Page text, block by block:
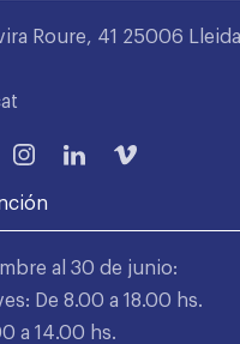
Roure, 41 25006 Lleida
al 30 de junio:
De 8.00 a 18.00 hs.
a 14.00 hs.